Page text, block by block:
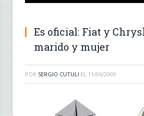
Es oficial: Fiat y
marido y mujer
POR SERGIO CUTULI EL 11/06/2009